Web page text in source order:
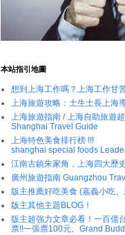
本站指引地圖
想到上海工作嗎？上海工作甘
上海旅遊攻略：土生土長上海
上海旅遊指南 / 上海自助旅遊超
Shanghai Travel Guide
上海特色美食排行榜 !!!
shanghai special foods
江南古鎮朱家角，上海四大歷
廣州旅遊指南 Guangzhou
版主推薦好吃美食 (嘉義小吃
版主其他主題BLOG！
版主超強力文章必看！一百億
票!!一張票100元。Grand